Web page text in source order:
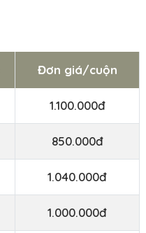
Đơn giá/cuộn
1.100.000đ
850.000đ
1.040.000đ
1.000.000đ